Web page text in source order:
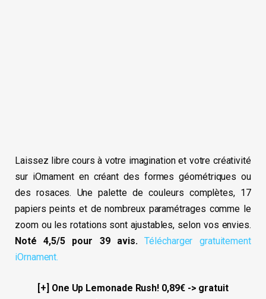
Laissez libre cours à votre imagination et votre créativité
sur iOrnament en créant des formes géométriques ou
des rosaces. Une palette de couleurs complètes, 17
papiers peints et de nombreux paramétrages comme le
zoom ou les rotations sont ajustables, selon vos envies.
Noté 4,5/5 pour 39 avis.
Télécharger gratuitement
iOrnament.
[+] One Up Lemonade Rush! 0,89€ -> gratuit